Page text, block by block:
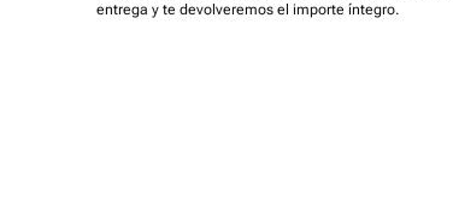
entrega y te devolveremos el importe íntegro.